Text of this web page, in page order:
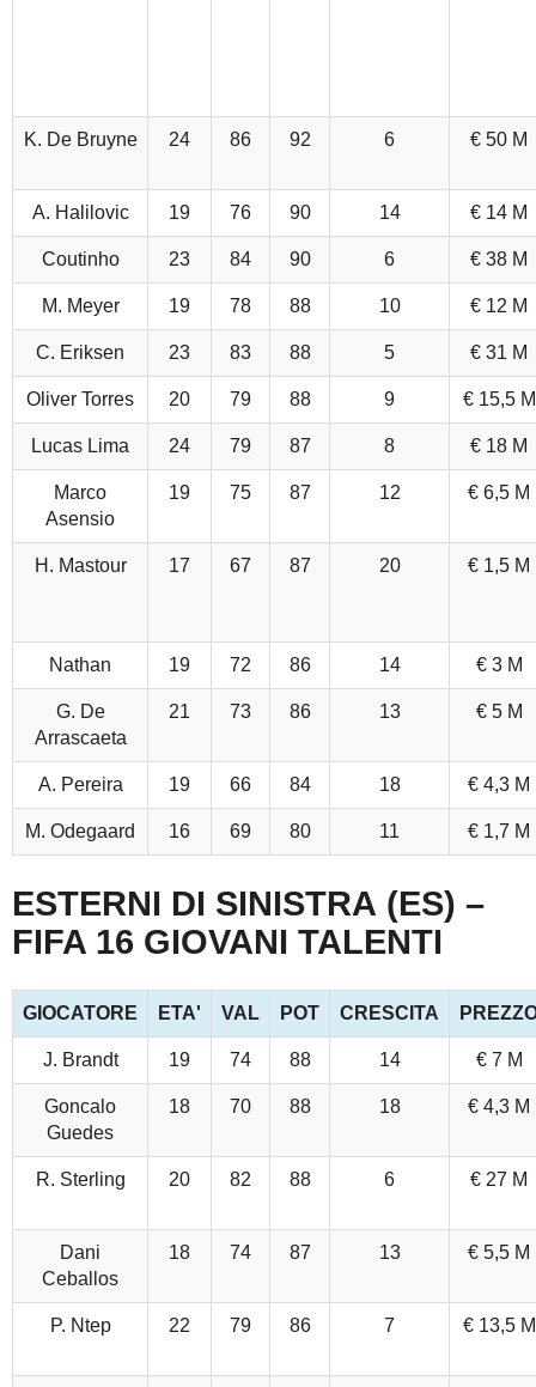
K. De Bruyne 24 86 92 6 € 50 M
A. Halilovic 19 76 90 14 € 14 M
Coutinho 23 84 90 6 € 38 M
M. Meyer 19 78 88 10 € 12 M
C. Eriksen 23 83 88 5 € 31 M
Oliver Torres 20 79 88 9 € 15,5 M
Lucas Lima 24 79 87 8 € 18 M
Marco
Asensio
19 75 87 12 € 6,5 M
H. Mastour 17 67 87 20 € 1,5 M
Nathan 19 72 86 14 € 3 M
G. De
Arrascaeta
21 73 86 13 € 5 M
A. Pereira 19 66 84 18 € 4,3 M
M. Odegaard 16 69 80 11 € 1,7 M
ESTERNI DI SINISTRA (ES) –
FIFA 16 GIOVANI TALENTI
GIOCATORE ETA' VAL POT CRESCITA
J. Brandt 19 74 88 14 € 7 M
Goncalo
Guedes
18 70 88 18 € 4,3 M
R. Sterling 20 82 88 6 € 27 M
Dani
Ceballos
18 74 87 13 € 5,5 M
P. Ntep 22 79 86 7 € 13,5 M